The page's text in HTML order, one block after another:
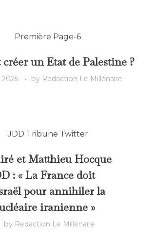
un Etat de Palestine ?
by Redaction Le Millénaire
et Matthieu Hocque
: « La France doit
pour annihiler la
iranienne »
by Redaction Le Millénaire